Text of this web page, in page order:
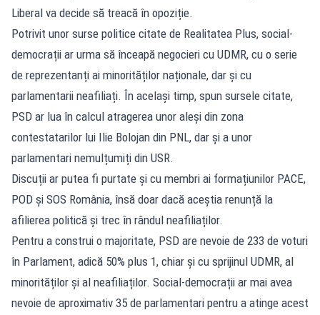
Liberal va decide să treacă în opoziție.
Potrivit unor surse politice citate de Realitatea Plus, social-
democrații ar urma să înceapă negocieri cu UDMR, cu o serie
de reprezentanți ai minorităților naționale, dar și cu
parlamentarii neafiliați. În același timp, spun sursele citate,
PSD ar lua în calcul atragerea unor aleși din zona
contestatarilor lui Ilie Bolojan din PNL, dar și a unor
parlamentari nemulțumiți din USR.
Discuții ar putea fi purtate și cu membri ai formațiunilor PACE,
POD și SOS România, însă doar dacă aceștia renunță la
afilierea politică și trec în rândul neafiliaților.
Pentru a construi o majoritate, PSD are nevoie de 233 de voturi
în Parlament, adică 50% plus 1, chiar și cu sprijinul UDMR, al
minorităților și al neafiliaților. Social-democrații ar mai avea
nevoie de aproximativ 35 de parlamentari pentru a atinge acest